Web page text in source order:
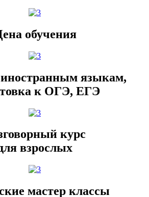
обучения
языкам,
к ОГЭ, ЕГЭ
курс
взрослых
мастер классы